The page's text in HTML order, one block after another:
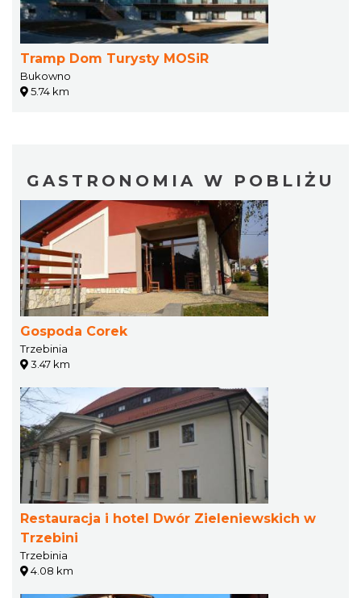
Tramp Dom Turysty MOSiR
Bukowno
5.74 km
GASTRONOMIA W POBLIŻU
Gospoda Corek
Trzebinia
3.47 km
Restauracja i hotel Dwór Zieleniewskich w
Trzebini
Trzebinia
4.08 km